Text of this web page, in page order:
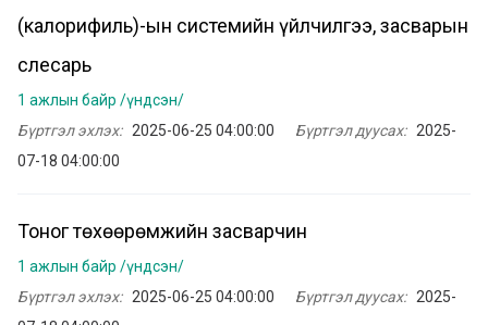
(калорифиль)-ын системийн үйлчилгээ, засварын
слесарь
1 ажлын байр /үндсэн/
Бүртгэл эхлэх: 2025-06-25 04:00:00 Бүртгэл дуусах: 2025-
07-18 04:00:00
Тоног төхөөрөмжийн засварчин
1 ажлын байр /үндсэн/
Бүртгэл эхлэх: 2025-06-25 04:00:00 Бүртгэл дуусах: 2025-